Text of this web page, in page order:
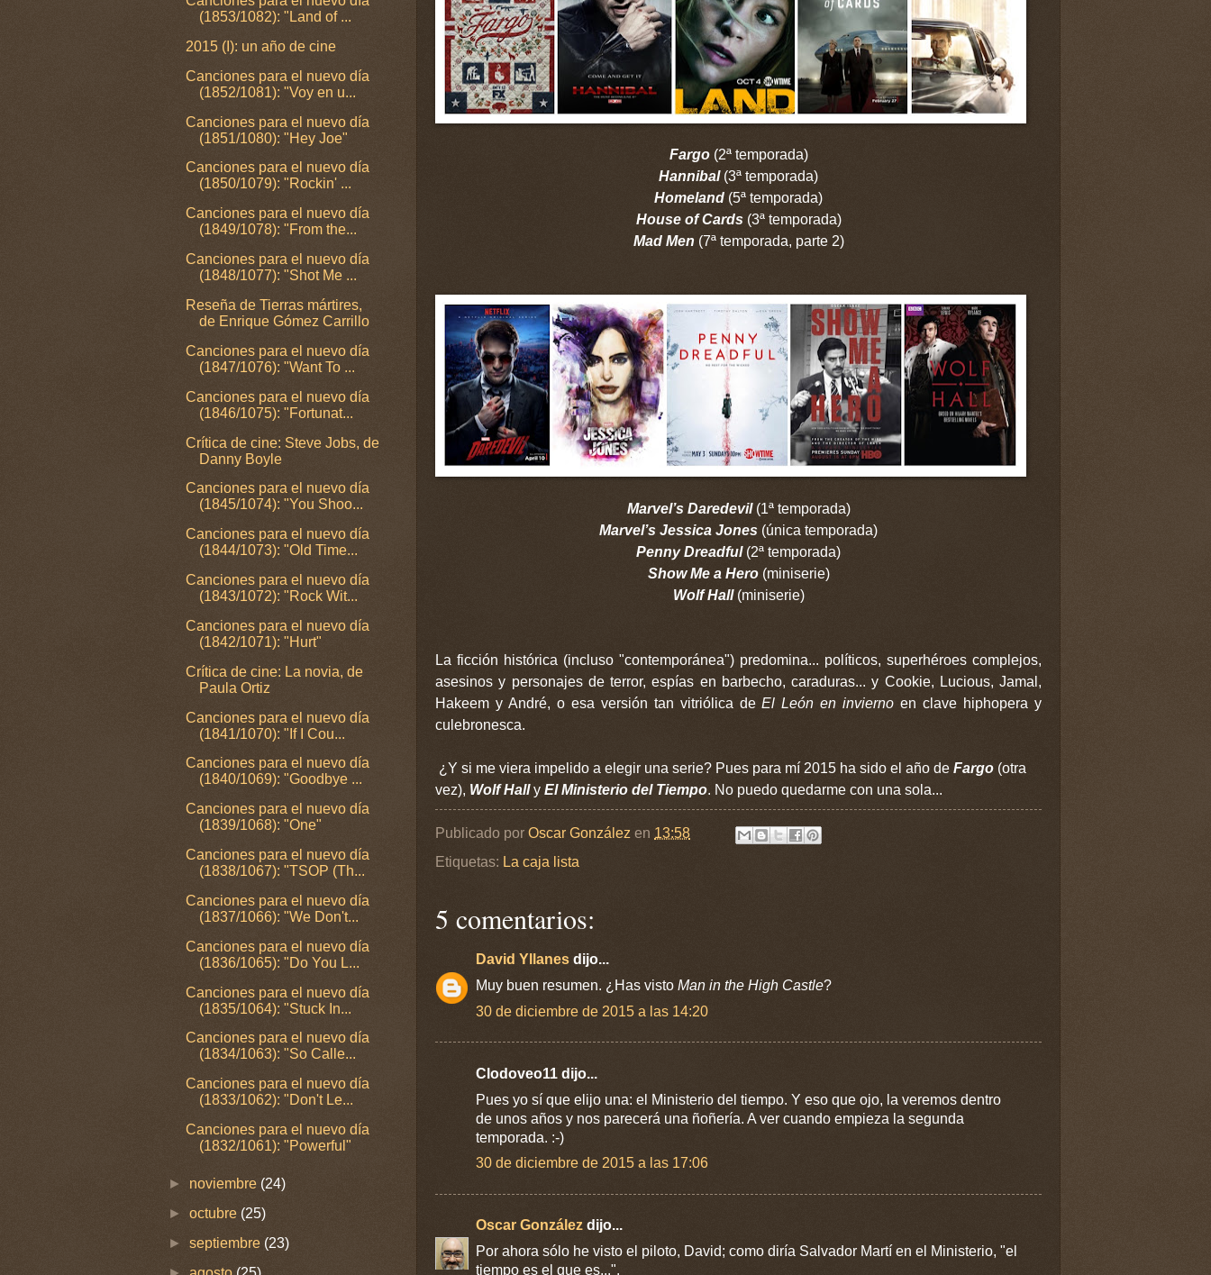
Fargo (2ª temporada)
Hannibal (3ª temporada)
Homeland (5ª temporada)
House of Cards (3ª temporada)
Mad Men (7ª temporada, parte 2)
Marvel’s Daredevil (1ª temporada)
Marvel’s Jessica Jones (única temporada)
Penny Dreadful (2ª temporada)
Show Me a Hero (miniserie)
Wolf Hall (miniserie)
La ficción histórica (incluso "contemporánea") predomina... políticos, superhéroes complejos,
asesinos y personajes de terror, espías en barbecho, caraduras... y Cookie, Lucious, Jamal,
Hakeem y André, o esa versión tan vitriólica deEl León en invierno en clave hiphopera y
culebronesca.
¿Y si me viera impelido a elegir una serie? Pues para mí 2015 ha sido el año de Fargo (otra
vez), Wolf Hally El Ministerio del Tiempo. No puedo quedarme con una sola...
Publicado por Oscar González en 13:58
Etiquetas: La caja lista
5 comentarios:
David Yllanes dijo...
Muy buen resumen. ¿Has visto Man in the High Castle?
30 de diciembre de 2015 a las 14:20
Clodoveo11 dijo...
Pues yo sí que elijo una: el Ministerio del tiempo. Y eso que ojo, la veremos dentro
de unos años y nos parecerá una ñoñería. A ver cuando empieza la segunda
temporada. :-)
30 de diciembre de 2015 a las 17:06
Oscar González dijo...
Por ahora sólo he visto el piloto, David; como diría Salvador Martí en el Ministerio, "el
tiempo es el que es...".
(1853/1082): "Land of ...
2015 (I): un año de cine
Canciones para el nuevo día
(1852/1081): "Voy en u...
Canciones para el nuevo día
(1851/1080): "Hey Joe"
Canciones para el nuevo día
(1850/1079): "Rockin' ...
Canciones para el nuevo día
(1849/1078): "From the...
Canciones para el nuevo día
(1848/1077): "Shot Me ...
Reseña de Tierras mártires,
de Enrique Gómez Carrillo
Canciones para el nuevo día
(1847/1076): "Want To ...
Canciones para el nuevo día
(1846/1075): "Fortunat...
Crítica de cine: Steve Jobs, de
Danny Boyle
Canciones para el nuevo día
(1845/1074): "You Shoo...
Canciones para el nuevo día
(1844/1073): "Old Time...
Canciones para el nuevo día
(1843/1072): "Rock Wit...
Canciones para el nuevo día
(1842/1071): "Hurt"
Crítica de cine: La novia, de
Paula Ortiz
Canciones para el nuevo día
(1841/1070): "If I Cou...
Canciones para el nuevo día
(1840/1069): "Goodbye ...
Canciones para el nuevo día
(1839/1068): "One"
Canciones para el nuevo día
(1838/1067): "TSOP (Th...
Canciones para el nuevo día
(1837/1066): "We Don't...
Canciones para el nuevo día
(1836/1065): "Do You L...
Canciones para el nuevo día
(1835/1064): "Stuck In...
Canciones para el nuevo día
(1834/1063): "So Calle...
Canciones para el nuevo día
(1833/1062): "Don't Le...
Canciones para el nuevo día
(1832/1061): "Powerful"
► noviembre (24)
► octubre (25)
► septiembre (23)